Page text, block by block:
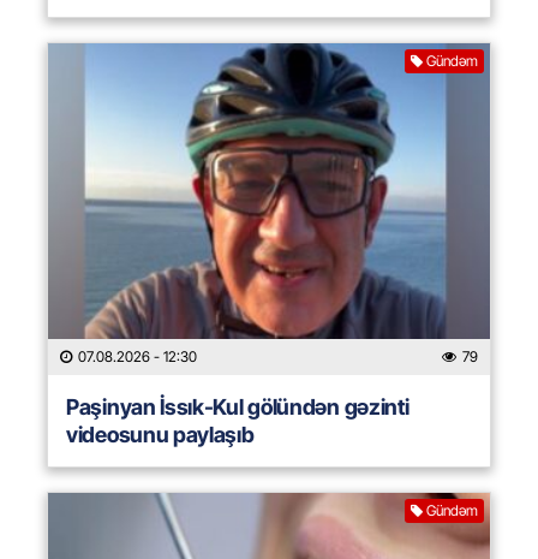
Gündəm
07.08.2026 - 12:30 79
Paşinyan İssık-Kul gölündən gəzinti
videosunu paylaşıb
Gündəm